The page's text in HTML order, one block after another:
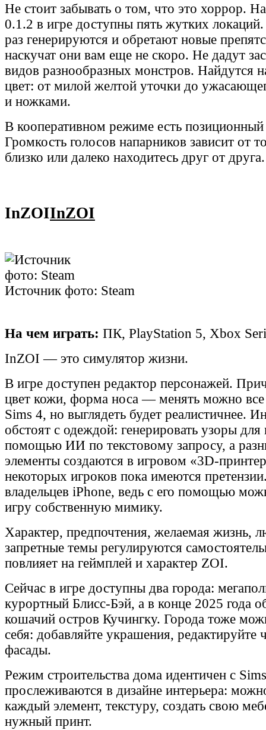
Не стоит забывать о том, что это хоррор.
0.1.2 в игре доступны пять жутких
раз генерируются и обретают новые
наскучат они вам еще не скоро. Не дадут
видов разнообразных монстров. Найдутся
цвет: от милой желтой уточки до
и ножками.
В кооперативном режиме есть позиционный
Громкость голосов напарников зависит от
близко или далеко находитесь друг от друга.
InZOIInZOI
Источник фото: Steam
На чем играть: ПК, PlayStation 5, Xbox
InZOI — это симулятор жизни.
В игре доступен редактор персонажей.
цвет кожи, форма носа — менять можно
Sims 4, но выглядеть будет реалистичнее.
обстоят с одеждой: генерировать узоры
помощью ИИ по текстовому запросу, а
элементы создаются в игровом
некоторых игроков пока имеются
владельцев iPhone, ведь с его помощью
игру собственную мимику.
Характер, предпочтения, желаемая жизнь,
запретные темы регулируются
повлияет на геймплей и характер ZOI.
Сейчас в игре доступны два города:
курортный Блисс-Бэй, а в конце 2025 года
кошачий остров Кучингку. Города тоже
себя: добавляйте украшения, редактируйте
фасады.
Режим строительства дома идентичен с
прослеживаются в дизайне интерьера:
каждый элемент, текстуру, создать свою
нужный принт.